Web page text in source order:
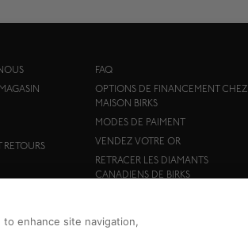
RETOURS
FAQ
OPTIONS DE FINANCEMENT CHEZ
MAISON BIRKS
MODES DE PAIMENT
VENDEZ VOTRE OR
RETRACER LES DIAMANTS
CANADIENS DE BIRKS
to enhance site navigation,